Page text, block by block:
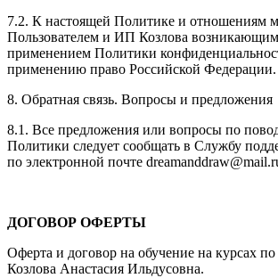
7.2. К настоящей Политике и отношениям
Пользователем и ИП Козлова возникающим
применением Политики
применению право Российской Федерации.
8. Обратная связь. Вопросы и предложения
8.1. Все предложения или вопросы по
Политики следует сообщать в Службу
по электронной почте
ДОГОВОР ОФЕРТЫ
Оферта и договор на обучение на курсах
Козлова Анастасия Ильдусовна.